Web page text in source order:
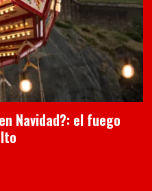
Navidad?: el fuego